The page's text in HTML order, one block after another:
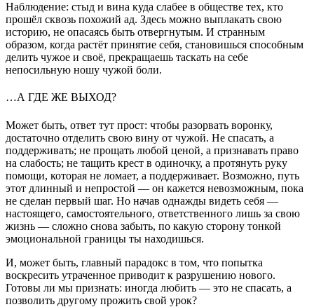
Наблюдение: стыд и вина куда слабее в обществе тех, кто
прошёл сквозь похожий ад. Здесь можно выплакать свою
историю, не опасаясь быть отвергнутым. И странным
образом, когда растёт принятие себя, становишься способным
делить чужое и своё, прекращаешь таскать на себе
непосильную ношу чужой боли.
…А ГДЕ ЖЕ ВЫХОД?
Может быть, ответ тут прост: чтобы разорвать воронку,
достаточно отделить свою вину от чужой. Не спасать, а
поддерживать; не прощать любой ценой, а признавать право
на слабость; не тащить крест в одиночку, а протянуть руку
помощи, которая не ломает, а поддерживает. Возможно, путь
этот длинный и непростой — он кажется невозможным, пока
не сделан первый шаг. Но начав однажды видеть себя —
настоящего, самостоятельного, ответственного лишь за свою
жизнь — сложно снова забыть, по какую сторону тонкой
эмоциональной границы ты находишься.
И, может быть, главный парадокс в том, что попытка
воскресить утраченное приводит к разрушению нового.
Готовы ли мы признать: иногда любить — это не спасать, а
позволить другому прожить свой урок?